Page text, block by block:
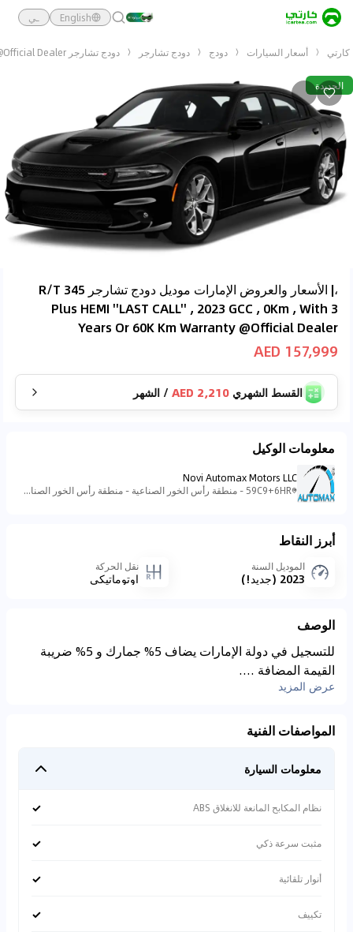
English ـي
كارتي أسعار السيارات دودج دودج تشارجر دودج تشارجر R/T 345 Plus HEMI ''LAST CALL'' , 2023 GCC , 0Km , With 3 Years Or 60K Km Warranty @Official Dealer
الجديدة
،| الأسعار والعروض الإمارات موديل دودج تشارجر R/T 345
Plus HEMI ''LAST CALL'' , 2023 GCC , 0Km , With 3
Years Or 60K Km Warranty @Official Dealer
157,999 AED
القسط الشهري 2,210 AED
/ الشهر
معلومات الوكيل
Novi Automax Motors LLC
59C9+6HR - منطقة رأس الخور الصناعية - منطقة رأس الخور الصناعية - ٣ - دبي - الإمارات العربية المتحدة
أبرز النقاط
الموديل السنة
2023 (جديد!)
نقل الحركة
اوتوماتيكي
الوصف
للتسجيل في دولة الإمارات يضاف 5% جمارك و 5% ضريبة
القيمة المضافة ....
عرض المزيد
المواصفات الفنية
معلومات السيارة
نظام المكابح المانعة للانغلاق ABS ✓
مثبت سرعة ذكي ✓
أنوار تلقائية ✓
تكييف ✓